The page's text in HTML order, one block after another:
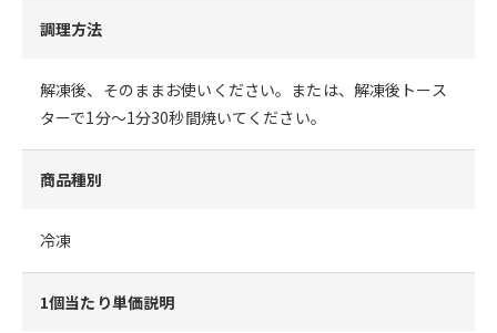
調理方法
解凍後、そのままお使いください。または、解凍後トース
ターで1分～1分30秒間焼いてください。
商品種別
冷凍
1個当たり単価説明